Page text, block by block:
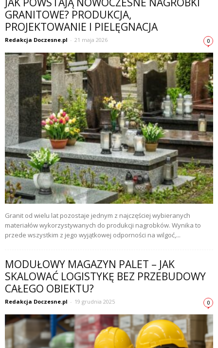
GRANITOWE? PRODUKCJA,
PROJEKTOWANIE I PIELĘGNACJA
Redakcja Doczesne.pl - 21 maja 2026 0
Granit od wielu lat pozostaje jednym z najczęściej wybieranych
materiałów wykorzystywanych do produkcji nagrobków. Wynika to
przede wszystkim z jego wyjątkowej odporności na wilgoć,...
MODUŁOWY MAGAZYN PALET – JAK
SKALOWAĆ LOGISTYKĘ BEZ PRZEBUDOWY
CAŁEGO OBIEKTU?
Redakcja Doczesne.pl - 19 grudnia 2025 0